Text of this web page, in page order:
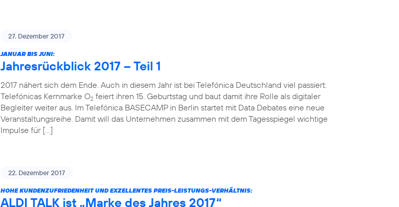
27. Dezember 2017
JANUAR BIS JUNI:
Jahresrückblick 2017 – Teil 1
2017 nähert sich dem Ende. Auch in diesem Jahr ist bei Telefónica Deutschland viel passiert:
Telefónicas Kernmarke O2 feiert ihren 15. Geburtstag und baut damit ihre Rolle als digitaler
Begleiter weiter aus. Im Telefónica BASECAMP in Berlin startet mit Data Debates eine neue
Veranstaltungsreihe. Damit will das Unternehmen zusammen mit dem Tagesspiegel wichtige
Impulse für […]
22. Dezember 2017
HOHE KUNDENZUFRIEDENHEIT UND EXZELLENTES PREIS-LEISTUNGS-VERHÄLTNIS:
ALDI TALK ist „Marke des Jahres 2017“